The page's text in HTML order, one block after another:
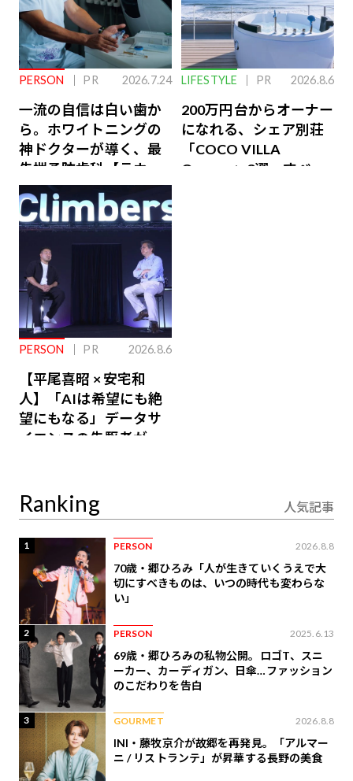
PERSON PR 2026.7.24
一流の自信は白い歯か
ら。ホワイトニングの
神ドクターが導く、最
先端予防歯科【ラウン
ジ会員特典あり】
LIFESTYLE PR 2026.8.6
200万円台からオーナー
になれる、シェア別荘
「COCO VILLA
Owners」3選。すべて
PERSON PR 2026.8.6
【平尾喜昭 × 安宅和
人】「AIは希望にも絶
望にもなる」データサ
イエンスの先駆者が語
Ranking 人気記事
1 PERSON 2026.8.8
70歳・郷ひろみ「人が生きていくうえで大
切にすべきものは、いつの時代も変わらな
い」
2 PERSON 2025.6.13
69歳・郷ひろみの私物公開。ロゴT、スニ
ーカー、カーディガン、日傘…ファッション
のこだわりを告白
3 GOURMET 2026.8.8
INI・藤牧京介が故郷を再発見。「アルマー
ニ / リストランテ」が昇華する長野の美食